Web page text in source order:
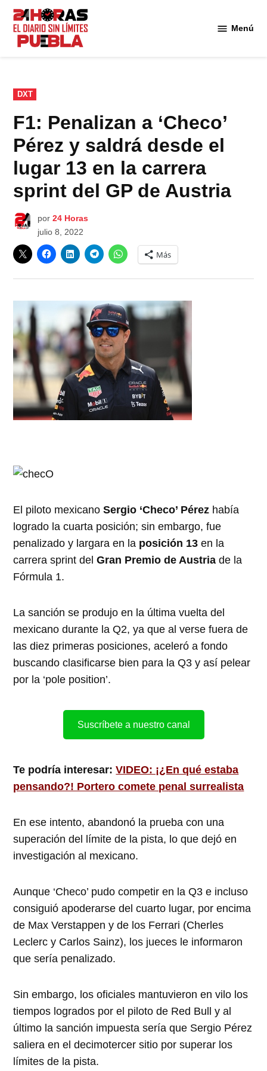
Saltar
contenido
Menú
PUBLICADO
EN
DXT
F1: Penalizan a ‘Checo’
Pérez y saldrá desde el
lugar 13 en la carrera
sprint del GP de Austria
por 24 Horas
julio 8, 2022
Más
El piloto mexicano Sergio ‘Checo’ Pérez había
logrado la cuarta posición; sin embargo, fue
penalizado y largara en la posición 13 en la
carrera sprint delGran Premio de Austria de la
Fórmula 1.
La sanción se produjo en la última vuelta del
mexicano durante la Q2, ya que al verse fuera de
las diez primeras posiciones, aceleró a fondo
buscando clasificarse bien para la Q3 y así pelear
por la ‘pole position’.
Suscríbete a nuestro canal
Te podría interesar:VIDEO: ¡¿En qué estaba
pensando?! Portero comete penal surrealista
En ese intento, abandonó la prueba con una
superación del límite de la pista, lo que dejó en
investigación al mexicano.
Aunque ‘Checo’ pudo competir en la Q3 e incluso
consiguió apoderarse del cuarto lugar, por encima
de Max Verstappen y de los Ferrari (Cherles
Leclerc y Carlos Sainz), los jueces le informaron
que sería penalizado.
Sin embargo, los oficiales mantuvieron en vilo los
tiempos logrados por el piloto de Red Bull y al
último la sanción impuesta sería que Sergio Pérez
saliera en el decimotercer sitio por superar los
límites de la pista.